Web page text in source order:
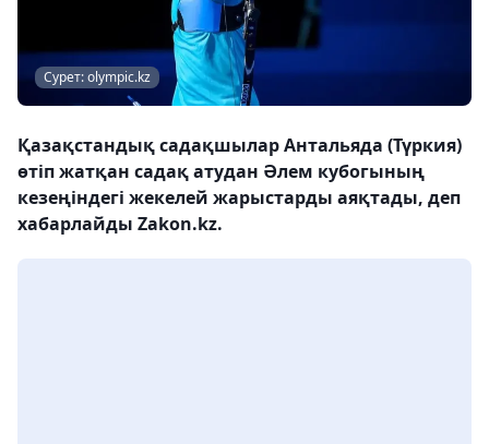
Сурет: olympic.kz
Қазақстандық садақшылар Антальяда (Түркия)
өтіп жатқан садақ атудан Әлем кубогының
кезеңіндегі жекелей жарыстарды аяқтады, деп
хабарлайды Zakon.kz.